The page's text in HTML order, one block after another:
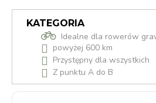
KATEGORIA
Idealne dla rowerów
powyżej 600 km
Przystępny dla wszystkich
Z punktu A do B